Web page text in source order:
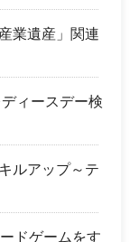
業遺産」関連
ィースデー検
ルアップ～テ
ドゲームをす